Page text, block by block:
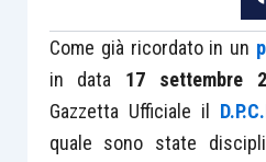
Come già ricordato in un
in data 17 settembre
Gazzetta Ufficiale il
quale sono state